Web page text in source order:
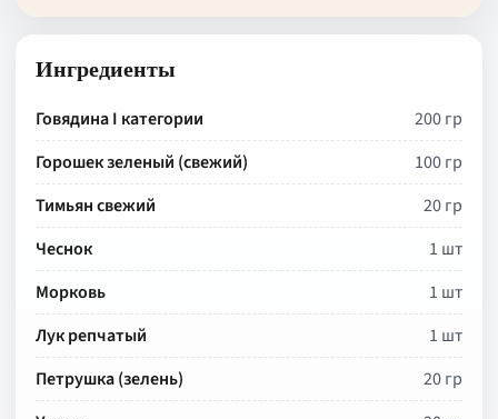
Ингредиенты
Говядина I категории
200 гр
Горошек зеленый (свежий)
100 гр
Тимьян свежий
20 гр
Чеснок
1 шт
Морковь
1 шт
Лук репчатый
1 шт
Петрушка (зелень)
20 гр